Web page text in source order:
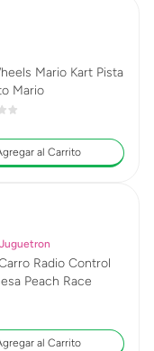
Mario Kart Pista
Mario
al Carrito
Radio Control
Peach Race
al Carrito